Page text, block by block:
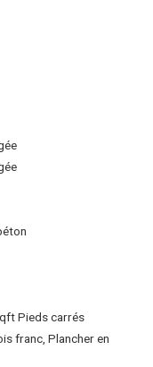
Pieds carrés
franc, Plancher en